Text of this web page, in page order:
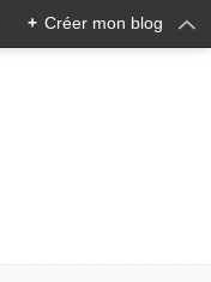
+ Créer mon blog